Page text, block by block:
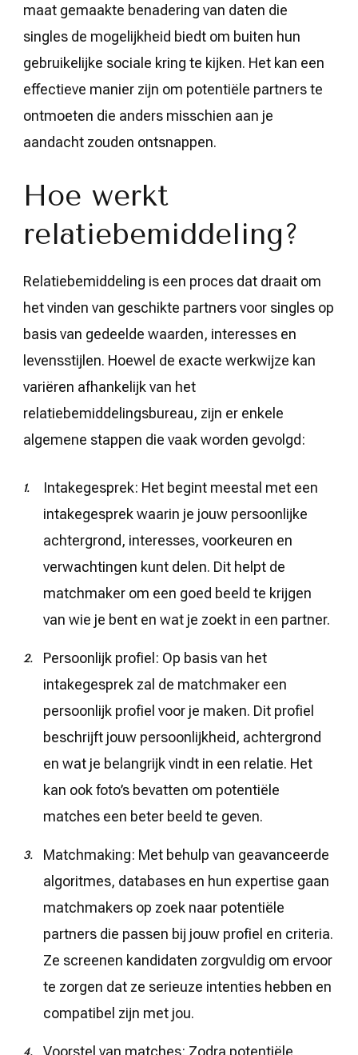
maat gemaakte benadering van daten die
singles de mogelijkheid biedt om buiten hun
gebruikelijke sociale kring te kijken. Het kan een
effectieve manier zijn om potentiële partners te
ontmoeten die anders misschien aan je
aandacht zouden ontsnappen.
Hoe werkt
relatiebemiddeling?
Relatiebemiddeling is een proces dat draait om
het vinden van geschikte partners voor singles op
basis van gedeelde waarden, interesses en
levensstijlen. Hoewel de exacte werkwijze kan
variëren afhankelijk van het
relatiebemiddelingsbureau, zijn er enkele
algemene stappen die vaak worden gevolgd:
Intakegesprek: Het begint meestal met een
intakegesprek waarin je jouw persoonlijke
achtergrond, interesses, voorkeuren en
verwachtingen kunt delen. Dit helpt de
matchmaker om een goed beeld te krijgen
van wie je bent en wat je zoekt in een partner.
Persoonlijk profiel: Op basis van het
intakegesprek zal de matchmaker een
persoonlijk profiel voor je maken. Dit profiel
beschrijft jouw persoonlijkheid, achtergrond
en wat je belangrijk vindt in een relatie. Het
kan ook foto’s bevatten om potentiële
matches een beter beeld te geven.
Matchmaking: Met behulp van geavanceerde
algoritmes, databases en hun expertise gaan
matchmakers op zoek naar potentiële
partners die passen bij jouw profiel en criteria.
Ze screenen kandidaten zorgvuldig om ervoor
te zorgen dat ze serieuze intenties hebben en
compatibel zijn met jou.
Voorstel van matches: Zodra potentiële